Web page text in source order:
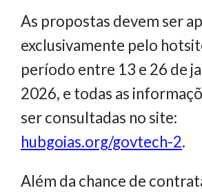
As propostas devem ser
exclusivamente pelo
período entre 13 e 26 de
2026, e todas as
ser consultadas no site:
hubgoias.org/govtech-2.
Além da chance de